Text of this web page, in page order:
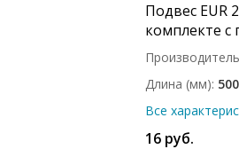
Подвес EUR
комплекте
Производитель
Длина (мм) 500
Все
16 руб.